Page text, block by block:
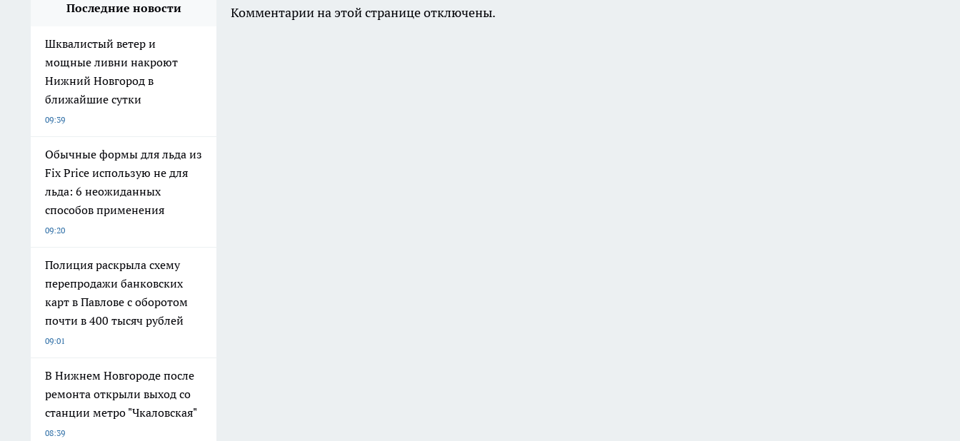
Последние новости
Шквалистый ветер и
мощные ливни накроют
Нижний Новгород в
ближайшие сутки
09:39
Обычные формы для льда из
Fix Price использую не для
льда: 6 неожиданных
способов применения
09:20
Полиция раскрыла схему
перепродажи банковских
карт в Павлове с оборотом
почти в 400 тысяч рублей
09:01
В Нижнем Новгороде после
ремонта открыли выход со
станции метро "Чкаловская"
08:39
Комментарии на этой странице отключены.